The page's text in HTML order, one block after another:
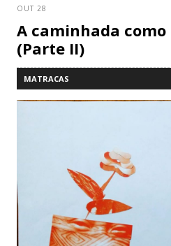
OUT 28
A caminhada
(Parte II)
MATRACAS